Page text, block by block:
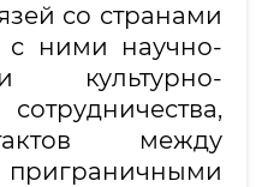
со странами
с ними научно-
культурно-
между